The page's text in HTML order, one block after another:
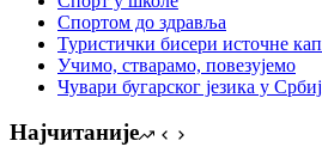
Спортом до здравља
Туристички бисери источне
Учимо, стварамо, повезујемо
Чувари бугарског језика у
Најчитаније